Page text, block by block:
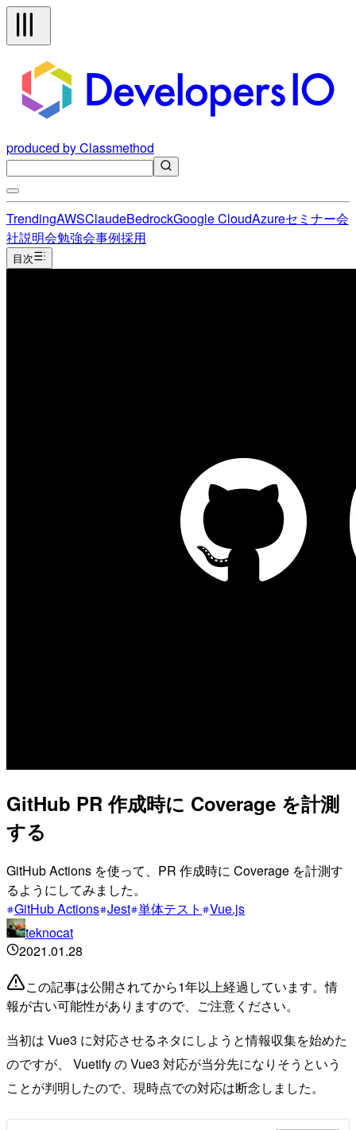
produced by Classmethod
TrendingAWSClaudeBedrockGoogle CloudAzureセミナー会
社説明会勉強会事例採用
目次
GitHub PR 作成時に Coverage を計測
する
GitHub Actions を使って、PR 作成時に Coverage を計測す
るようにしてみました。
GitHub Actions Jest 単体テスト
Vue.js
teknocat
2021.01.28
この記事は公開されてから1年以上経過しています。情
報が古い可能性がありますので、ご注意ください。
当初は Vue3 に対応させるネタにしようと情報収集を始めた
のですが、 Vuetify の Vue3 対応が当分先になりそうという
ことが判明したので、現時点での対応は断念しました。